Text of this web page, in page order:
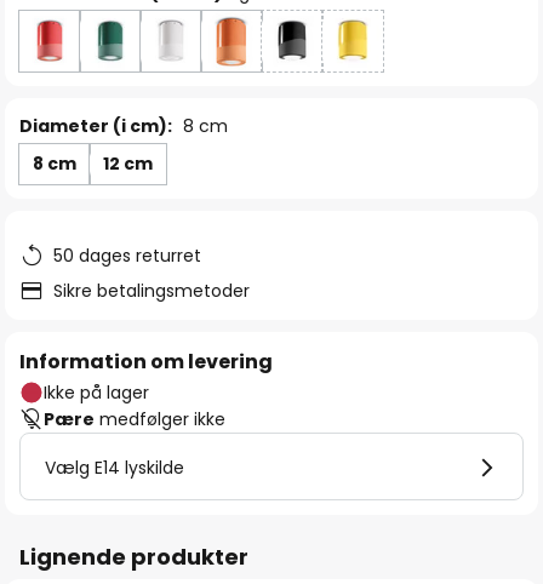
Diameter (i cm): 8 cm
8 cm
12 cm
50 dages returret
Sikre betalingsmetoder
Information om levering
Ikke på lager
Pære medfølger ikke
Vælg E14 lyskilde
Lignende produkter